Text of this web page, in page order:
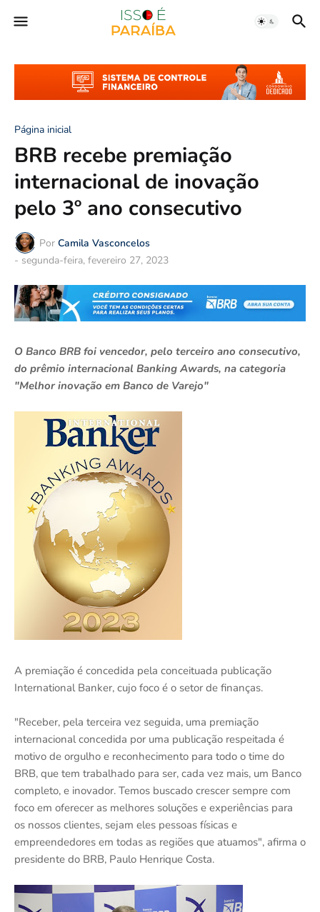
Página inicial
BRB recebe premiação
internacional de inovação
pelo 3º ano consecutivo
Por Camila Vasconcelos
- segunda-feira, fevereiro 27, 2023
O Banco BRB foi vencedor, pelo terceiro ano consecutivo,
do prêmio internacional Banking Awards, na categoria
"Melhor inovação em Banco de Varejo"
A premiação é concedida pela conceituada publicação
International Banker, cujo foco é o setor de finanças.
"Receber, pela terceira vez seguida, uma premiação
internacional concedida por uma publicação respeitada é
motivo de orgulho e reconhecimento para todo o time do
BRB, que tem trabalhado para ser, cada vez mais, um Banco
completo, e inovador. Temos buscado crescer sempre com
foco em oferecer as melhores soluções e experiências para
os nossos clientes, sejam eles pessoas físicas e
empreendedores em todas as regiões que atuamos", afirma o
presidente do BRB, Paulo Henrique Costa.